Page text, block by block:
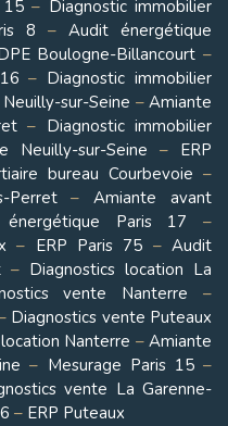
15– Diagnostic immobilier
8 – Audit énergétique
Boulogne-Billancourt –
– Diagnostic immobilier
sur-Seine – Amiante
– Diagnostic immobilier
Neuilly-sur-Seine – ERP
bureau Courbevoie –
Perret–Amiante avant
Paris 17 –
– ERP Paris 75 – Audit
– Diagnostics location La
vente Nanterre –
Diagnostics vente Puteaux
Nanterre –Amiante
– Mesurage Paris 15–
vente La Garenne-
– ERP Puteaux